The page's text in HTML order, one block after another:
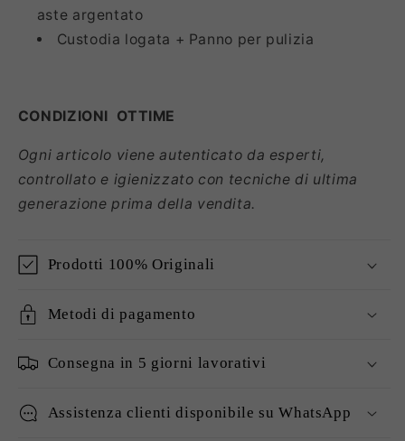
aste argentato
Custodia logata + Panno per pulizia
CONDIZIONI OTTIME
Ogni articolo viene autenticato da esperti,
controllato e igienizzato con tecniche di ultima
generazione prima della vendita.
Prodotti 100% Originali
Metodi di pagamento
Consegna in 5 giorni lavorativi
Assistenza clienti disponibile su WhatsApp